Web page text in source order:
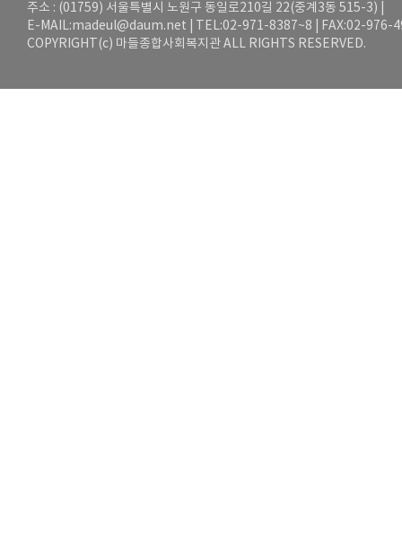
주소 : (01759) 서울특별시 노원구 동일로210길 22(중계3동 515-3) |
E-MAIL:madeul@daum.net | TEL:02-971-8387~8 | FAX:02-976-
COPYRIGHT(c) 마들종합사회복지관 ALL RIGHTS RESERVED.